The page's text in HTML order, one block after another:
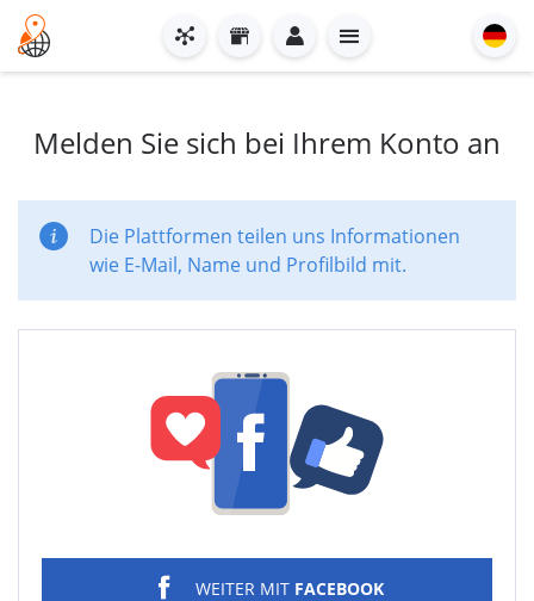
Melden Sie sich bei Ihrem Konto an
Die Plattformen teilen uns Informationen
wie E-Mail, Name und Profilbild mit.
WEITER MIT FACEBOOK